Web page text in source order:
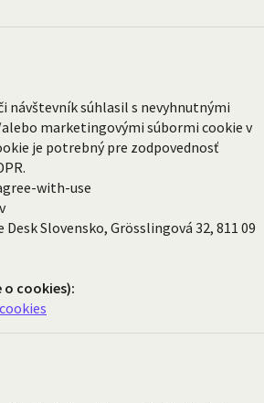
návštevník súhlasil s nevyhnutnými
marketingovými súbormi cookie v
je potrebný pre zodpovednosť
with-use
Desk Slovensko, Grösslingová 32, 811 09
o cookies):